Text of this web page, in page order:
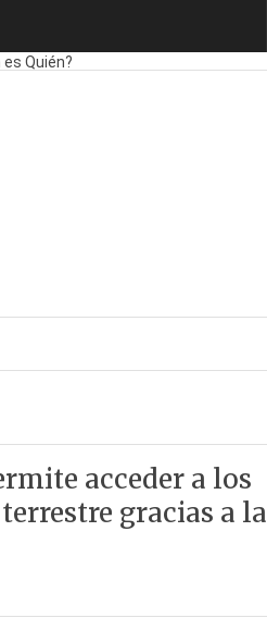
es Quién?
acceder a los
gracias a